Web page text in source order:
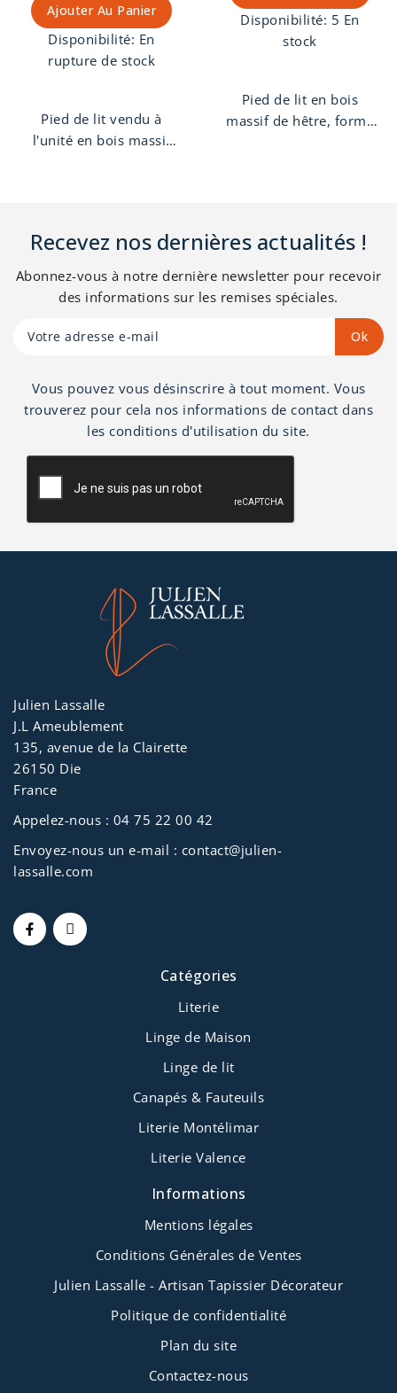
Ajouter Au Panier
Disponibilité: En
rupture de stock
Pied de lit vendu à
l'unité en bois massif
Disponibilité: 5 En
stock
Pied de lit en bois
massif de hêtre, forme
Recevez nos dernières actualités !
Abonnez-vous à notre dernière newsletter pour recevoir
des informations sur les remises spéciales.
Vous pouvez vous désinscrire à tout moment. Vous
trouverez pour cela nos informations de contact dans
les conditions d'utilisation du site.
Julien Lassalle
J.L Ameublement
135, avenue de la Clairette
26150 Die
France
Appelez-nous : 04 75 22 00 42
Envoyez-nous un e-mail : contact@julien-
lassalle.com
Catégories
Literie
Linge de Maison
Linge de lit
Canapés & Fauteuils
Literie Montélimar
Literie Valence
Informations
Mentions légales
Conditions Générales de Ventes
Julien Lassalle - Artisan Tapissier Décorateur
Politique de confidentialité
Plan du site
Contactez-nous